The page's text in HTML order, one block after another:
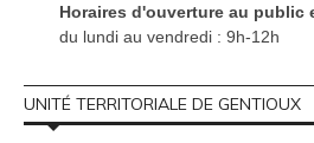
Horaires d'ouverture au public
du lundi au vendredi : 9h-12h
UNITÉ TERRITORIALE DE GENTIOUX